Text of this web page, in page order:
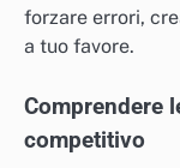
forzare errori,
a tuo favore.
Comprendere
competitivo